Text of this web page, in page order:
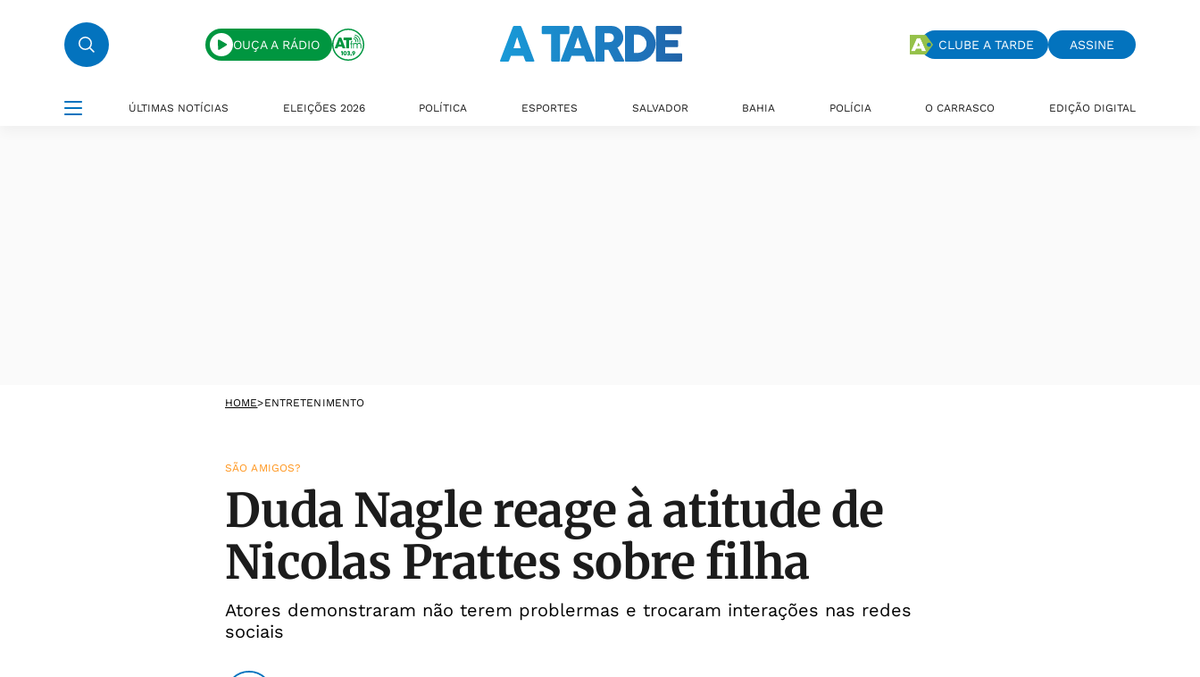
OUÇA A RÁDIO CLUBE A TARDE ASSINE
ÚLTIMAS NOTÍCIAS ELEIÇÕES 2026 POLÍTICA ESPORTES SALVADOR BAHIA POLÍCIA O CARRASCO EDIÇÃO DIGITAL
HOME>ENTRETENIMENTO
SÃO AMIGOS?
Duda Nagle reage à atitude de
Nicolas Prattes sobre filha
Atores demonstraram não terem problermas e trocaram interações nas redes
sociais